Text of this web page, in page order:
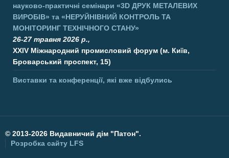
науково-практичні семінари «3D ДРУК МЕТАЛЕВИХ
ВИРОБІВ» та «НЕРУЙНІВНИЙ КОНТРОЛЬ ТА
МОНІТОРИНГ ТЕХНІЧНОГО СТАНУ»
26-27 травня 2026 р.,
XXIV Міжнародний промисловий форум (м. Київ,
Броварський проспект, 15)
Виставки та конференції, які вже відбулись
© 2013-2026 Видавничий дім "Патон".
Розробка сайту LFS